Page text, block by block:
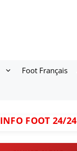
Foot Français
INFO FOOT 24/24